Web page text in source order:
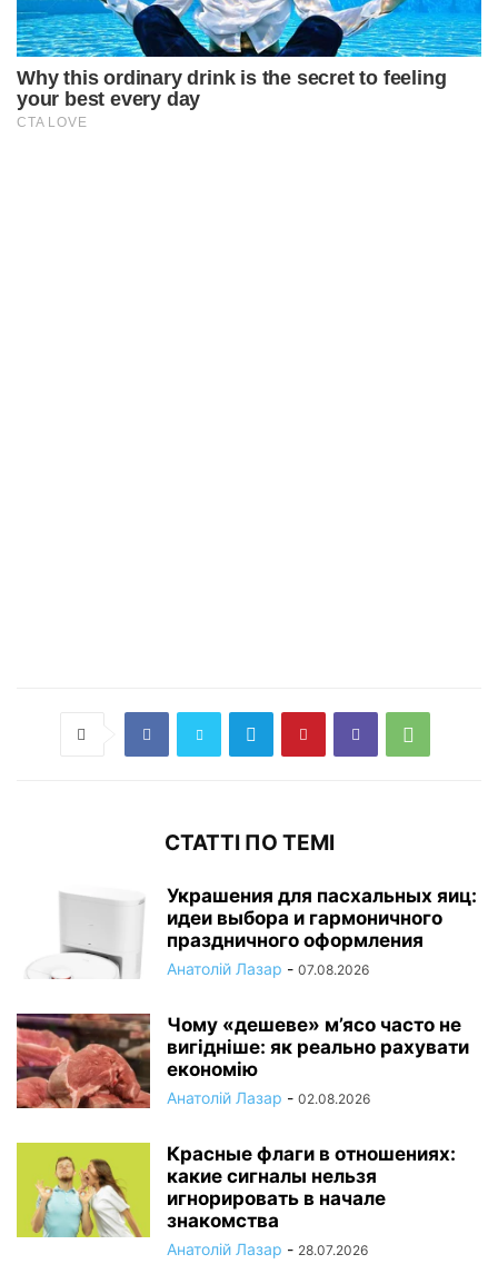
СТАТТІ ПО ТЕМІ
Украшения для пасхальных яиц:
идеи выбора и гармоничного
праздничного оформления
Анатолій Лазар - 07.08.2026
Чому «дешеве» м’ясо часто не
вигідніше: як реально рахувати
економію
Анатолій Лазар - 02.08.2026
Красные флаги в отношениях:
какие сигналы нельзя
игнорировать в начале
знакомства
Анатолій Лазар - 28.07.2026